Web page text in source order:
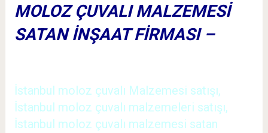
MOLOZ ÇUVALI MALZEMESİ
SATAN İNŞAAT FİRMASI –
İstanbul moloz çuvalı Malzemesi satışı,
İstanbul moloz çuvalı malzemeleri satışı,
İstanbul moloz çuvalı malzemesi satan